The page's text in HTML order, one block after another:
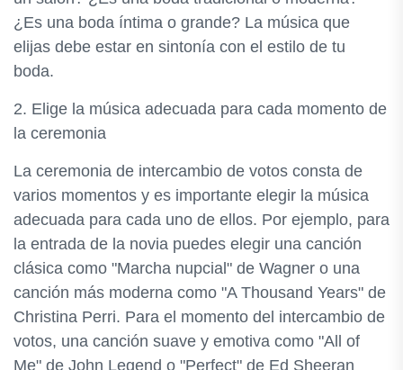
¿Es una boda íntima o grande? La música que
elijas debe estar en sintonía con el estilo de tu
boda.
2. Elige la música adecuada para cada momento de
la ceremonia
La ceremonia de intercambio de votos consta de
varios momentos y es importante elegir la música
adecuada para cada uno de ellos. Por ejemplo, para
la entrada de la novia puedes elegir una canción
clásica como "Marcha nupcial" de Wagner o una
canción más moderna como "A Thousand Years" de
Christina Perri. Para el momento del intercambio de
votos, una canción suave y emotiva como "All of
Me" de John Legend o "Perfect" de Ed Sheeran